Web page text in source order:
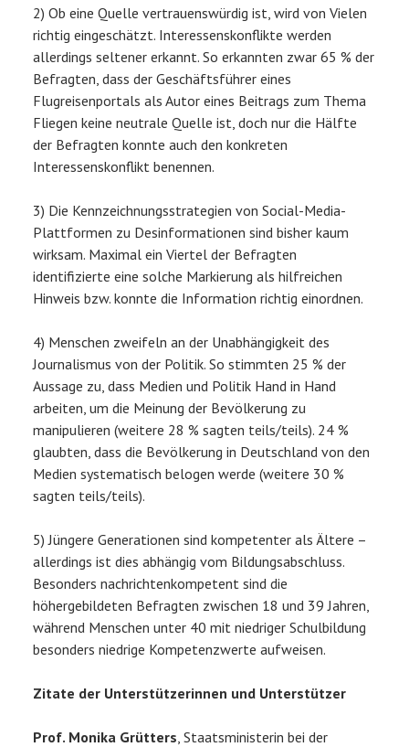
2) Ob eine Quelle vertrauenswürdig ist, wird von Vielen
richtig eingeschätzt. Interessenskonflikte werden
allerdings seltener erkannt. So erkannten zwar 65 % der
Befragten, dass der Geschäftsführer eines
Flugreisenportals als Autor eines Beitrags zum Thema
Fliegen keine neutrale Quelle ist, doch nur die Hälfte
der Befragten konnte auch den konkreten
Interessenskonflikt benennen.
3) Die Kennzeichnungsstrategien von Social-Media-
Plattformen zu Desinformationen sind bisher kaum
wirksam. Maximal ein Viertel der Befragten
identifizierte eine solche Markierung als hilfreichen
Hinweis bzw. konnte die Information richtig einordnen.
4) Menschen zweifeln an der Unabhängigkeit des
Journalismus von der Politik. So stimmten 25 % der
Aussage zu, dass Medien und Politik Hand in Hand
arbeiten, um die Meinung der Bevölkerung zu
manipulieren (weitere 28 % sagten teils/teils). 24 %
glaubten, dass die Bevölkerung in Deutschland von den
Medien systematisch belogen werde (weitere 30 %
sagten teils/teils).
5) Jüngere Generationen sind kompetenter als Ältere –
allerdings ist dies abhängig vom Bildungsabschluss.
Besonders nachrichtenkompetent sind die
höhergebildeten Befragten zwischen 18 und 39 Jahren,
während Menschen unter 40 mit niedriger Schulbildung
besonders niedrige Kompetenzwerte aufweisen.
Zitate der Unterstützerinnen und Unterstützer
Prof. Monika Grütters , Staatsministerin bei der